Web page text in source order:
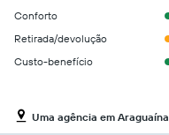
fornecidas
Conforto
Retirada/devolução
Custo-benefício
Uma agência em Araguaína